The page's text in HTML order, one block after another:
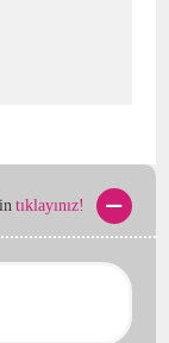
tıklayınız!